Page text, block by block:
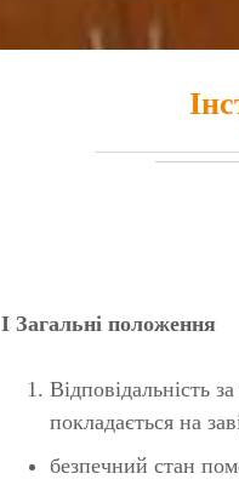
І Загальні положення
Відповідальність
покладається на
безпечний стан